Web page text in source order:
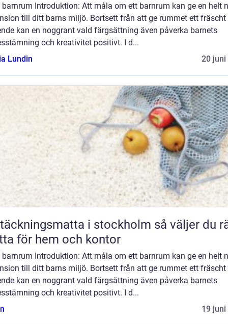
Introduktion: Att måla om ett barnrum kan ge en helt
till ditt barns miljö. Bortsett från att ge rummet ett fräscht
kan en noggrant vald färgsättning även påverka barnets
och kreativitet positivt. I d...
Lundin
20 juni
i stockholm så väljer du rätt
för hem och kontor
Introduktion: Att måla om ett barnrum kan ge en helt
till ditt barns miljö. Bortsett från att ge rummet ett fräscht
kan en noggrant vald färgsättning även påverka barnets
och kreativitet positivt. I d...
19 juni